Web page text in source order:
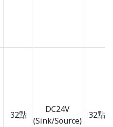
32點
DC24V
(Sink/Source)
32點